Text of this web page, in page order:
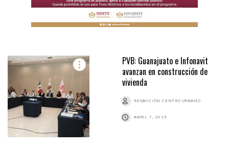
PVB: Guanajuato e Infonavit
avanzan en construcción de
vivienda
REDACCIÓN CENTRO URBANO
ABRIL 7, 2025